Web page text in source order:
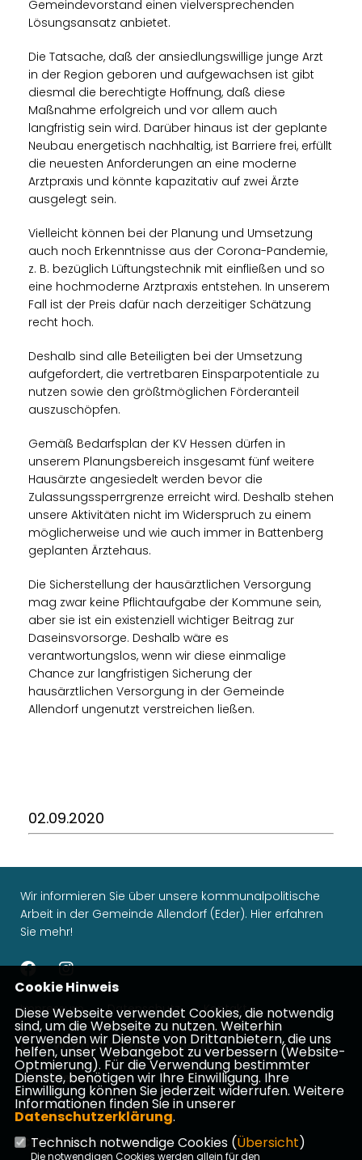
Gemeindevorstand einen vielversprechenden
Lösungsansatz anbietet.
Die Tatsache, daß der ansiedlungswillige junge Arzt
in der Region geboren und aufgewachsen ist gibt
diesmal die berechtigte Hoffnung, daß diese
Maßnahme erfolgreich und vor allem auch
langfristig sein wird. Darüber hinaus ist der geplante
Neubau energetisch nachhaltig, ist Barriere frei, erfüllt
die neuesten Anforderungen an eine moderne
Arztpraxis und könnte kapazitativ auf zwei Ärzte
ausgelegt sein.
Vielleicht können bei der Planung und Umsetzung
auch noch Erkenntnisse aus der Corona-Pandemie,
z. B. bezüglich Lüftungstechnik mit einfließen und so
eine hochmoderne Arztpraxis entstehen. In unserem
Fall ist der Preis dafür nach derzeitiger Schätzung
recht hoch.
Deshalb sind alle Beteiligten bei der Umsetzung
aufgefordert, die vertretbaren Einsparpotentiale zu
nutzen sowie den größtmöglichen Förderanteil
auszuschöpfen.
Gemäß Bedarfsplan der KV Hessen dürfen in
unserem Planungsbereich insgesamt fünf weitere
Hausärzte angesiedelt werden bevor die
Zulassungssperrgrenze erreicht wird. Deshalb stehen
unsere Aktivitäten nicht im Widerspruch zu einem
möglicherweise und wie auch immer in Battenberg
geplanten Ärztehaus.
Die Sicherstellung der hausärztlichen Versorgung
mag zwar keine Pflichtaufgabe der Kommune sein,
aber sie ist ein existenziell wichtiger Beitrag zur
Daseinsvorsorge. Deshalb wäre es
verantwortungslos, wenn wir diese einmalige
Chance zur langfristigen Sicherung der
hausärztlichen Versorgung in der Gemeinde
Allendorf ungenutzt verstreichen ließen.
02.09.2020
Wir informieren Sie über unsere kommunalpolitische
Arbeit in der Gemeinde Allendorf (Eder). Hier erfahren
Sie mehr!
Impressum Datenschutz Kontakt
CDU Waldeck-Frankenberg
CDU Hessen
CDU Deutschlands
CDU Fraktion Hessen
Cookie Hinweis
Diese Webseite verwendet Cookies, die notwendig
sind, um die Webseite zu nutzen. Weiterhin
verwenden wir Dienste von Drittanbietern, die uns
helfen, unser Webangebot zu verbessern (Website-
Optmierung). Für die Verwendung bestimmter
Dienste, benötigen wir Ihre Einwilligung. Ihre
Einwilligung können Sie jederzeit widerrufen. Weitere
Informationen finden Sie in unserer
Datenschutzerklärung.
Technisch notwendige Cookies (Übersicht)
Die notwendigen Cookies werden allein für den